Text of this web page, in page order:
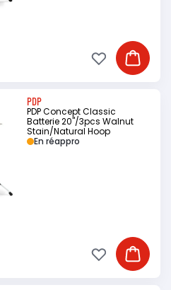
Ajouter
Ajouter à ma
PDP
PDP Concept Classic
Batterie 20"/3pcs Walnut
Stain/Natural Hoop
En réappro
Ajouter
Ajouter à ma